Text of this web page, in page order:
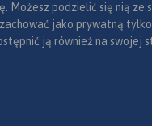
Możesz podzielić się nią ze
jako prywatną
ją również na swojej